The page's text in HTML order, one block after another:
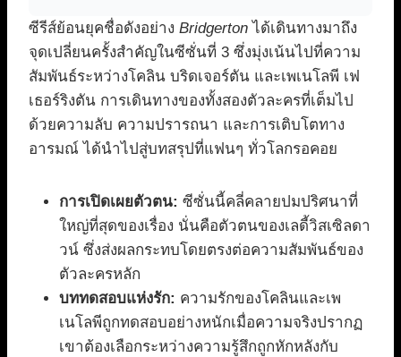
ซีรีส์ย้อนยุคชื่อดังอย่าง Bridgerton ได้เดินทางมาถึง
จุดเปลี่ยนครั้งสำคัญในซีซั่นที่ 3 ซึ่งมุ่งเน้นไปที่ความ
สัมพันธ์ระหว่างโคลิน บริดเจอร์ตัน และเพเนโลพี เฟ
เธอร์ริงตัน การเดินทางของทั้งสองตัวละครที่เต็มไป
ด้วยความลับ ความปรารถนา และการเติบโตทาง
อารมณ์ ได้นำไปสู่บทสรุปที่แฟนๆ ทั่วโลกรอคอย
การเปิดเผยตัวตน: ซีซั่นนี้คลี่คลายปมปริศนาที่
ใหญ่ที่สุดของเรื่อง นั่นคือตัวตนของเลดี้วิสเซิลดา
วน์ ซึ่งส่งผลกระทบโดยตรงต่อความสัมพันธ์ของ
ตัวละครหลัก
บททดสอบแห่งรัก: ความรักของโคลินและเพ
เนโลพีถูกทดสอบอย่างหนักเมื่อความจริงปรากฏ
เขาต้องเลือกระหว่างความรู้สึกถูกหักหลังกับ